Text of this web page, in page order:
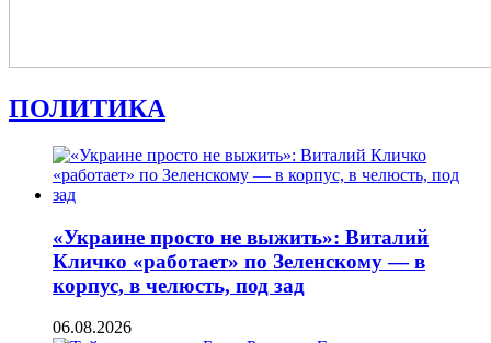
ПОЛИТИКА
«Украине просто не выжить»: Виталий
Кличко «работает» по Зеленскому — в
корпус, в челюсть, под зад
06.08.2026